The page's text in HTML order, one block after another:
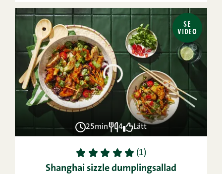
SE
VIDEO
25min 4 Lätt
1 2 3 4 5 (1)
Shanghai sizzle dumplingsallad